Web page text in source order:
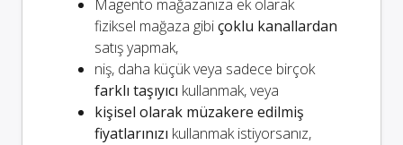
Magento mağazanıza ek olarak
fiziksel mağaza gibiçoklu kanallardan
satış yapmak,
niş, daha küçük veya sadece birçok
farklı taşıyıcı kullanmak, veya
kişisel olarak müzakere edilmiş
fiyatlarınızı kullanmak istiyorsanız,